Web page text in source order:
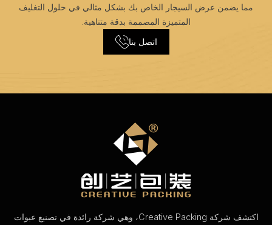
مما يضمن عرض السيجار الخاص بك بشكل مثالي في حلول التغليف
المتميزة المصممة بدقة متناهية.
اتصل بنا
اكتشف شركة Creative Packing، وهي شركة رائدة في تصنيع عبوات